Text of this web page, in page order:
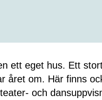
ett eget hus. Ett
året om. Här finns
och